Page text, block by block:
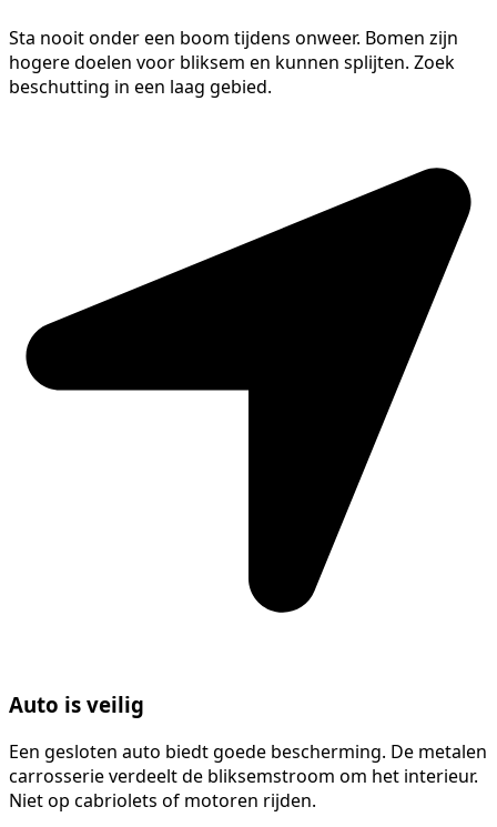
Sta nooit onder een boom tijdens onweer. Bomen zijn
hogere doelen voor bliksem en kunnen splijten. Zoek
beschutting in een laag gebied.
Auto is veilig
Een gesloten auto biedt goede bescherming. De metalen
carrosserie verdeelt de bliksemstroom om het interieur.
Niet op cabriolets of motoren rijden.